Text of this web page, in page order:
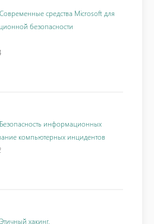
средства Microsoft для
безопасности
информационных
компьютерных инцидентов
хакинг.